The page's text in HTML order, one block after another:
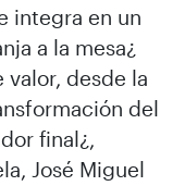
integra en un
a la mesa¿
desde la
del
final¿,
José Miguel